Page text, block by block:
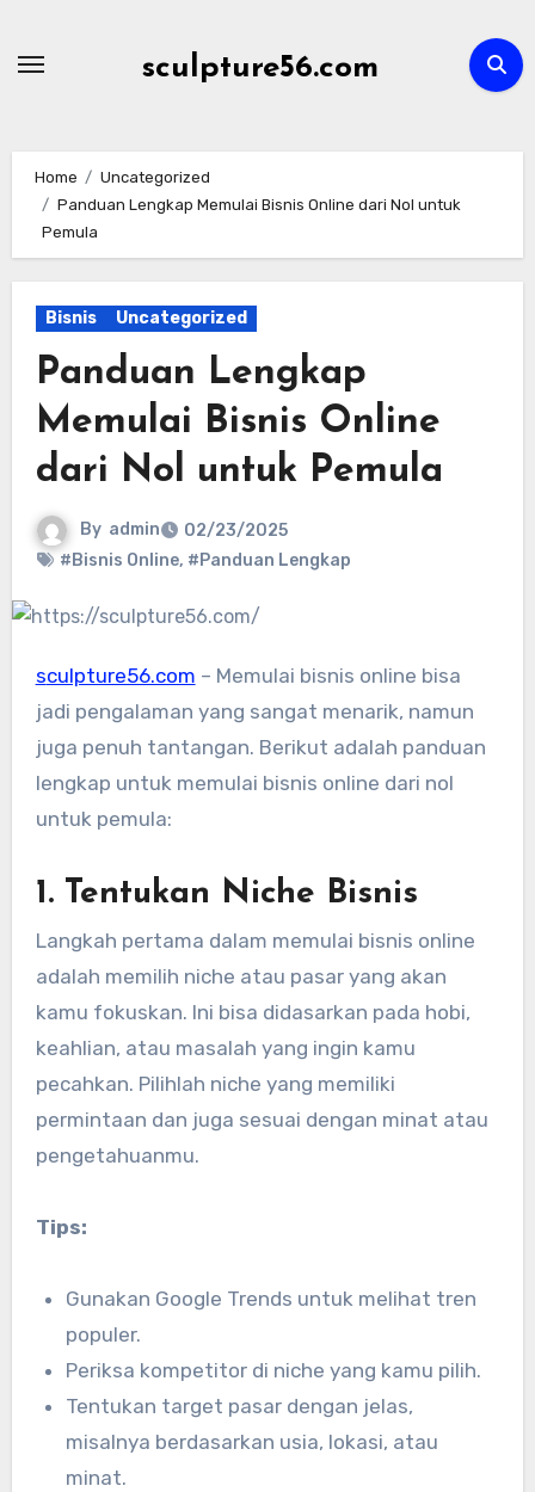
sculpture56.com
Home
Uncategorized
Panduan Lengkap Memulai Bisnis Online dari Nol untuk
Pemula
Bisnis Uncategorized
Panduan Lengkap
Memulai Bisnis Online
dari Nol untuk Pemula
By admin
02/23/2025
#Bisnis Online, #Panduan Lengkap
sculpture56.com – Memulai bisnis online bisa
jadi pengalaman yang sangat menarik, namun
juga penuh tantangan. Berikut adalah panduan
lengkap untuk memulai bisnis online dari nol
untuk pemula:
1. Tentukan Niche Bisnis
Langkah pertama dalam memulai bisnis online
adalah memilih niche atau pasar yang akan
kamu fokuskan. Ini bisa didasarkan pada hobi,
keahlian, atau masalah yang ingin kamu
pecahkan. Pilihlah niche yang memiliki
permintaan dan juga sesuai dengan minat atau
pengetahuanmu.
Tips:
Gunakan Google Trends untuk melihat tren
populer.
Periksa kompetitor di niche yang kamu pilih.
Tentukan target pasar dengan jelas,
misalnya berdasarkan usia, lokasi, atau
minat.